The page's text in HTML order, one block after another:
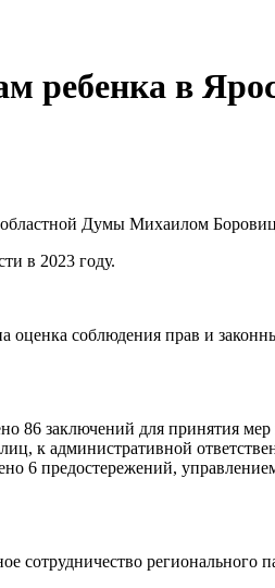
ребенка в
областной Думы Михаилом
в 2023 году.
соблюдения прав и
86 заключений для принятия
к административной
6 предостережений,
сотрудничество регионального